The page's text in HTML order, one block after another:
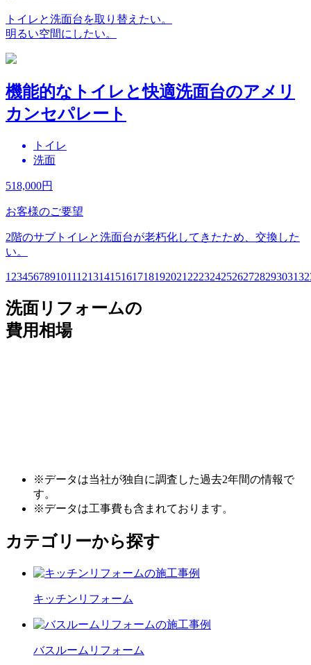
トイレと洗面台を取り替えたい。
明るい空間にしたい。
機能的なトイレと快適洗面台のアメリ
カンセパレート
トイレ
洗面
518,000円
お客様のご要望
2階のサブトイレと洗面台が老朽化してきたため、交換した
い。
1 23456789101112131415161718192021 2223242526272829303132
洗面リフォームの
費用相場
※データは当社が独自に調査した過去2年間の情報で
す。
※データは工事費も含まれております。
カテゴリーから探す
キッチン リフォーム
バスルーム リフォーム